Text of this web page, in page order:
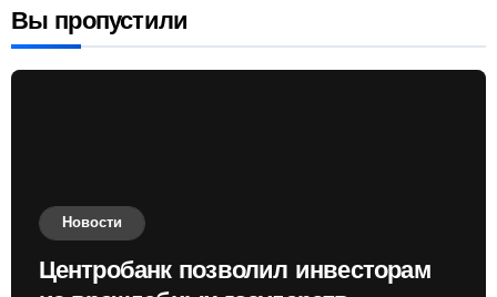
Вы пропустили
Новости
Центробанк позволил инвесторам